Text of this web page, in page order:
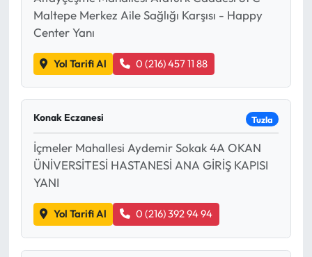
Maltepe Merkez Aile Sağlığı Karşısı - Happy
Center Yanı
Yol Tarifi Al 0 (216) 457 11 88
Konak Eczanesi Tuzla
İçmeler Mahallesi Aydemir Sokak 4A OKAN
ÜNİVERSİTESİ HASTANESİ ANA GİRİŞ KAPISI
YANI
Yol Tarifi Al 0 (216) 392 94 94